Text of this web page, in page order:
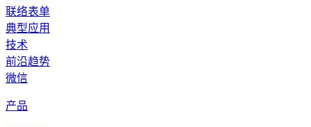
联络表单
典型应用
技术
前沿趋势
微信
产品